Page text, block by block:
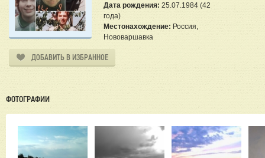
Дата рождения: 25.07.1984 (42
года)
Местонахождение: Россия,
Нововаршавка
ДОБАВИТЬ В ИЗБРАННОЕ
ФОТОГРАФИИ